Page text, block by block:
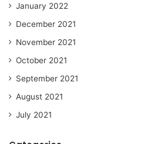
January 2022
December 2021
November 2021
October 2021
September 2021
August 2021
July 2021